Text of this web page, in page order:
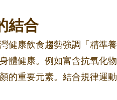
結合
健康飲食趨勢強調「精準
體健康。例如富含抗氧化
的重要元素。結合規律運